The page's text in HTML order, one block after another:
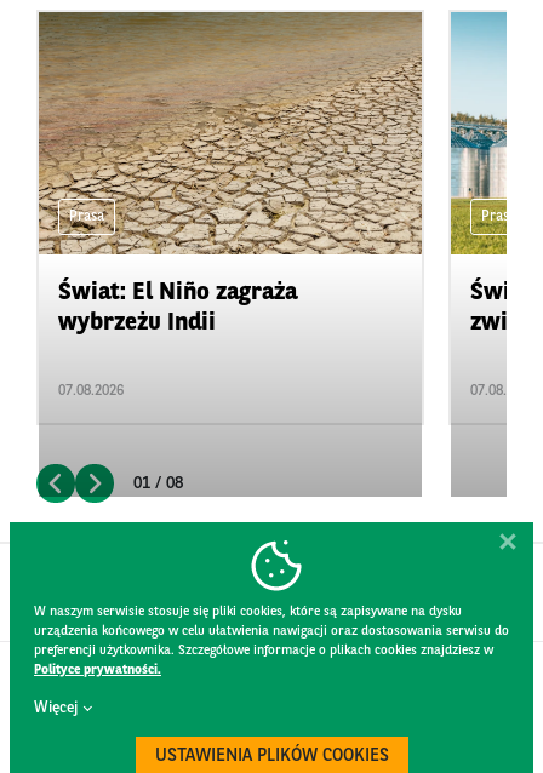
Prasa
Świat: El Niño zagraża
wybrzeżu Indii
07.08.2026
Prasa
07.08.2026
01 / 08
W naszym serwisie stosuje się pliki cookies, które są zapisywane na dysku
urządzenia końcowego w celu ułatwienia nawigacji oraz dostosowania serwisu do
preferencji użytkownika. Szczegółowe informacje o plikach cookies znajdziesz w
Polityce prywatności.
Więcej
USTAWIENIA PLIKÓW COOKIES
KONTAKT
REGULAMIN STRONY
POLITYKA PRYWATNOŚCI